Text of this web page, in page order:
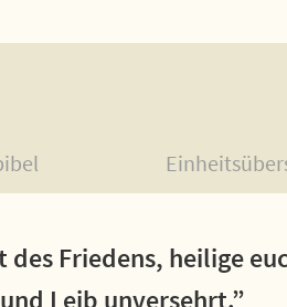
des Friedens, heilige